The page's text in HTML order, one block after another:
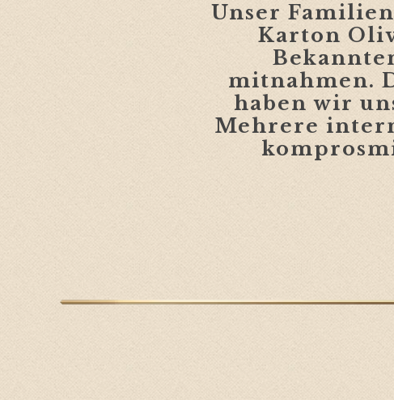
Unser
Karton
mitnahmen.
haben wir
Mehrere